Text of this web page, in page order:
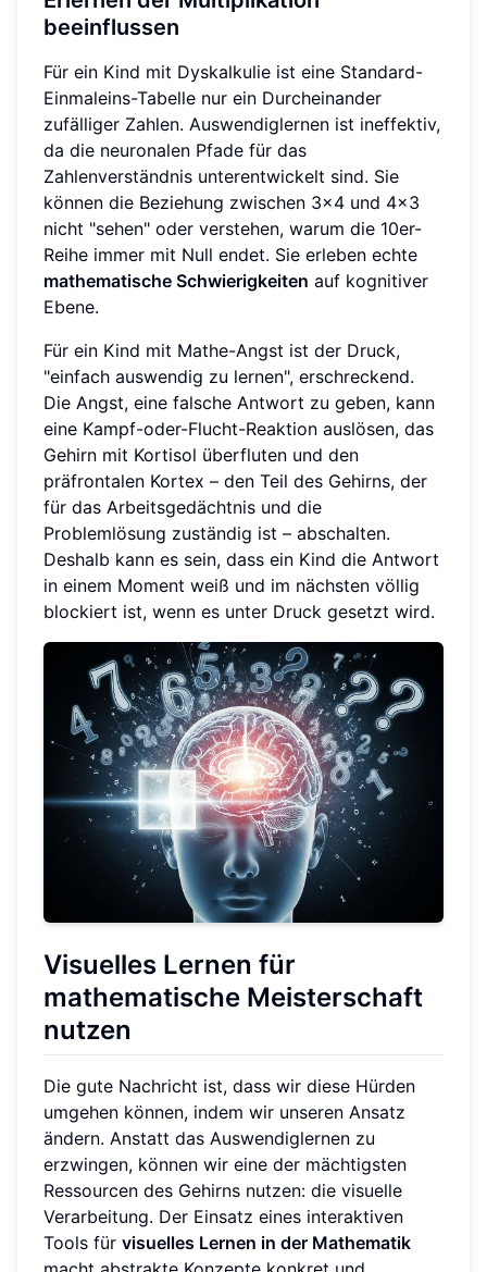
beeinflussen
Für ein Kind mit Dyskalkulie ist eine Standard-
Einmaleins-Tabelle nur ein Durcheinander
zufälliger Zahlen. Auswendiglernen ist ineffektiv,
da die neuronalen Pfade für das
Zahlenverständnis unterentwickelt sind. Sie
können die Beziehung zwischen 3x4 und 4x3
nicht "sehen" oder verstehen, warum die 10er-
Reihe immer mit Null endet. Sie erleben echte
mathematische Schwierigkeiten auf kognitiver
Ebene.
Für ein Kind mit Mathe-Angst ist der Druck,
"einfach auswendig zu lernen", erschreckend.
Die Angst, eine falsche Antwort zu geben, kann
eine Kampf-oder-Flucht-Reaktion auslösen, das
Gehirn mit Kortisol überfluten und den
präfrontalen Kortex – den Teil des Gehirns, der
für das Arbeitsgedächtnis und die
Problemlösung zuständig ist – abschalten.
Deshalb kann es sein, dass ein Kind die Antwort
in einem Moment weiß und im nächsten völlig
blockiert ist, wenn es unter Druck gesetzt wird.
Visuelles Lernen für
mathematische Meisterschaft
nutzen
Die gute Nachricht ist, dass wir diese Hürden
umgehen können, indem wir unseren Ansatz
ändern. Anstatt das Auswendiglernen zu
erzwingen, können wir eine der mächtigsten
Ressourcen des Gehirns nutzen: die visuelle
Verarbeitung. Der Einsatz eines interaktiven
Tools für visuelles Lernen in der Mathematik